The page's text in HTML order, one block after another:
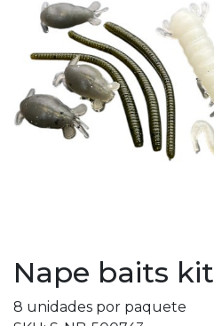
Nape baits kit
8 unidades por paquete